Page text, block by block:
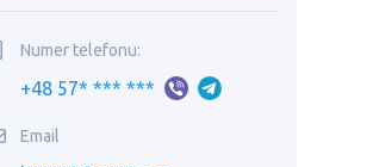
Numer telefonu:
+48 57* *** ***
Email